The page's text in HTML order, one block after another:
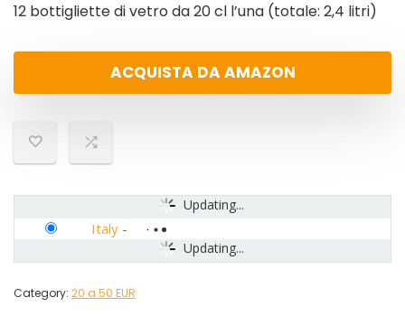
12 bottigliette di vetro da 20 cl l’una (totale: 2,4 litri)
ACQUISTA DA AMAZON
Updating...
Updating...
Italy -
Category: 20 a 50 EUR